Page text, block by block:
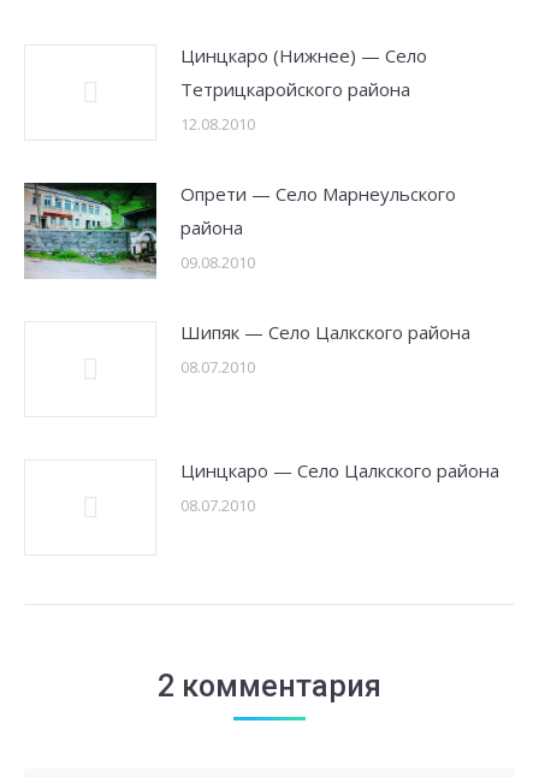
Цинцкаро (Нижнее) — Село
Тетрицкаройского района
12.08.2010
Опрети — Село Марнеульского
района
09.08.2010
Шипяк — Село Цалкского района
08.07.2010
Цинцкаро — Село Цалкского района
08.07.2010
2 комментария